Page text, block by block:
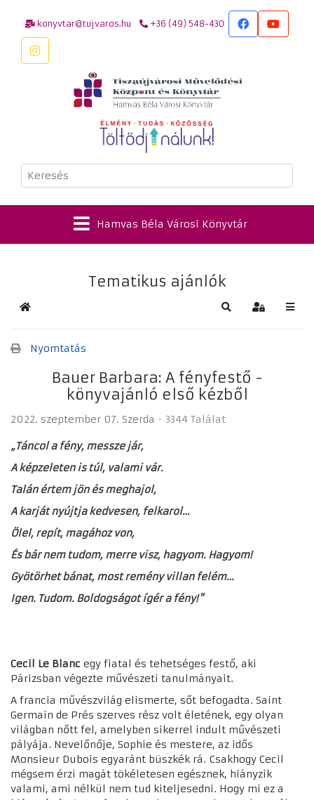
konyvtar@tujvaros.hu +36 (49) 548-430
Keresés
Hamvas Béla Városi Könyvtár
Tematikus ajánlók
Kezdőlap Keresés
Nyomtatás
Bauer Barbara: A fényfestő -
könyvajánló első kézből
2022. szeptember 07. Szerda 3344 Találat
„Táncol a fény, messze jár,
A képzeleten is túl, valami vár.
Talán értem jön és meghajol,
A karját nyújtja kedvesen, felkarol…
Ölel, repít, magához von,
És bár nem tudom, merre visz, hagyom. Hagyom!
Gyötörhet bánat, most remény villan felém…
Igen. Tudom. Boldogságot ígér a fény!"
Cecil Le Blanc egy fiatal és tehetséges festő, aki
Párizsban végezte művészeti tanulmányait.
A francia művészvilág elismerte, sőt befogadta. Saint
Germain de Prés szerves rész volt életének, egy olyan
világban nőtt fel, amelyben sikerrel indult művészeti
pályája. Nevelőnője, Sophie és mestere, az idős
Monsieur Dubois egyaránt büszkék rá. Csakhogy Cecil
mégsem érzi magát tökéletesen egésznek, hiányzik
valami, ami nélkül nem tud kiteljesedni. Hogy mi ez a